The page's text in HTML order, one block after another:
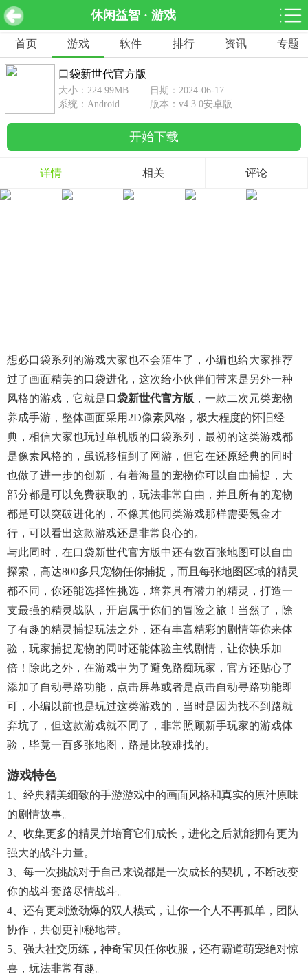
休闲益智 · 游戏
网游分类 软件分类
休闲益智
462款游戏
赛车竞速
122款游戏
1642款游戏
动作射击
351款游戏
69款游戏
经营养成
冒险解谜
首页 游戏 软件 排行 资讯 专题
口袋新世代官方版 v4.3.0安卓版 下载
口袋新世代官方版
大小：224.99MB
日期：2024-06-17
系统：Android
版本：v4.3.0安卓版
开始下载
详情 相关 评论
想必口袋系列的游戏大家也不会陌生了，小编也给大家推荐
过了画面精美的口袋进化 ，这次给小伙伴们带来是另外一种
风格的游戏，它就是 口袋新世代官方版 ，一款二次元类宠物
养成手游，整体画面采用2D像素风格，极大程度的怀旧经
典，相信大家也玩过单机版的口袋系列，最初的这类游戏都
是像素风格的，虽说移植到了网游，但它在还原经典的同时
也做了进一步的创新，有着海量的宠物你可以自由捕捉，大
部分都是可以免费获取的，玩法非常自由，并且所有的宠物
都是可以突破进化的，不像其他同类游戏那样需要氪金才
行，可以看出这款游戏还是非常良心的。
与此同时，在口袋新世代官方版中还有数百张地图可以自由
探索，高达800多只宠物任你捕捉，而且每张地图区域的精灵
都不同，你还能选择性挑选，培养具有潜力的精灵，打造一
支最强的精灵战队，开启属于你们的冒险之旅！当然了，除
了有趣的精灵捕捉玩法之外，还有丰富精彩的剧情等你来体
验，玩家捕捉宠物的同时还能体验主线剧情，让你快乐加
倍！除此之外，在游戏中为了避免路痴玩家，官方还贴心了
添加了自动寻路功能，点击屏幕或者是点击自动寻路功能即
可，小编以前也是玩过这类游戏的，当时是因为找不到路就
弃坑了，但这款游戏就不同了，非常照顾新手玩家的游戏体
验，毕竟一百多张地图，路是比较难找的。
游戏特色
1、经典精美细致的手游游戏中的画面风格和真实的原汁原味
的剧情故事。
2、收集更多的精灵并培育它们成长，进化之后就能拥有更为
强大的战斗力量。
3、每一次挑战对于自己来说都是一次成长的契机，不断改变
你的战斗套路尽情战斗。
4、还有更刺激劲爆的双人模式，让你一个人不再孤单，团队
协作，共创更神秘地带。
5、强大社交历练，神奇宝贝任你收服，还有霸道萌宠绝对惊
喜，玩法非常有趣。